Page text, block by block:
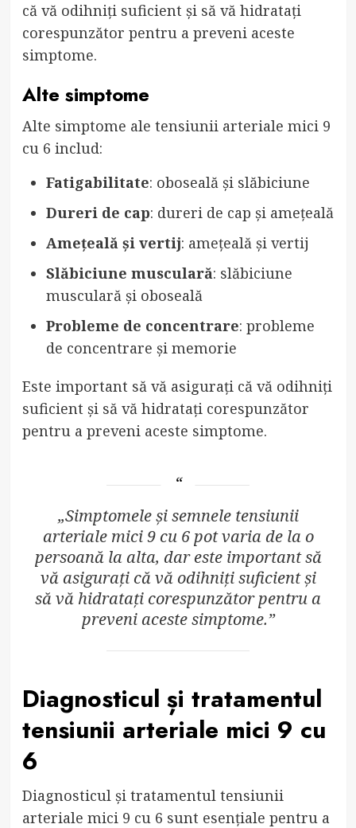
că vă odihniți suficient și să vă hidratați
corespunzător pentru a preveni aceste
simptome.
Alte simptome
Alte simptome ale tensiunii arteriale mici 9
cu 6 includ:
Fatigabilitate: oboseală și slăbiciune
Dureri de cap: dureri de cap și amețeală
Amețeală și vertij: amețeală și vertij
Slăbiciune musculară: slăbiciune
musculară și oboseală
Probleme de concentrare: probleme
de concentrare și memorie
Este important să vă asigurați că vă odihniți
suficient și să vă hidratați corespunzător
pentru a preveni aceste simptome.
„Simptomele și semnele tensiunii
arteriale mici 9 cu 6 pot varia de la o
persoană la alta, dar este important să
vă asigurați că vă odihniți suficient și
să vă hidratați corespunzător pentru a
preveni aceste simptome.”
Diagnosticul și tratamentul
tensiunii arteriale mici 9 cu
6
Diagnosticul și tratamentul tensiunii
arteriale mici 9 cu 6 sunt esențiale pentru a